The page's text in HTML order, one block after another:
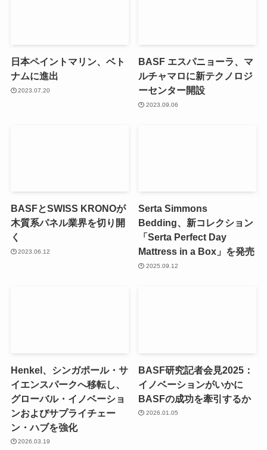
日本ペイントマリン、ベト
ナムに進出
2023.07.20
BASF エスパニョーラ、マ
ルチャマロに新テクノロジ
ーセンター開設
2023.09.06
BASFとSWISS KRONOが
木質系パネル業界を切り開
く
2023.06.12
Serta Simmons
Bedding、新コレクション
「Serta Perfect Day
Mattress in a Box」を発売
2025.09.12
Henkel、シンガポール・サ
イエンスパークへ移転し、
グローバル・イノベーショ
ンおよびサプライチェー
ン・ハブを強化
2026.03.19
BASF研究記者会見2025：
イノベーションがいかに
BASFの成功を牽引するか
2026.01.05